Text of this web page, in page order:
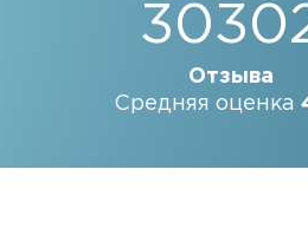
Отзыва
Средняя оценка